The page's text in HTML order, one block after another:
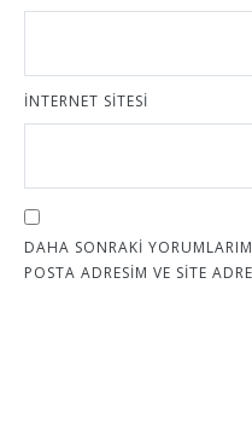
İNTERNET SITESI
DAHA SONRAKI
POSTA ADRESIM VE SITE